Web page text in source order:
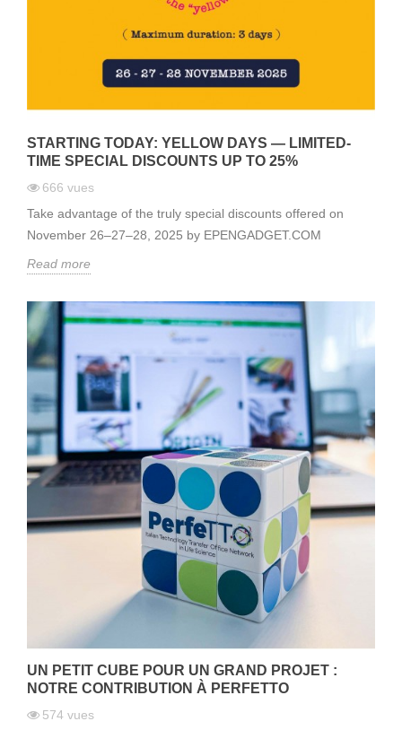
STARTING TODAY: YELLOW DAYS — LIMITED-
TIME SPECIAL DISCOUNTS UP TO 25%
666 vues
Take advantage of the truly special discounts offered on
November 26–27–28, 2025 by EPENGADGET.COM
Read more
UN PETIT CUBE POUR UN GRAND PROJET :
NOTRE CONTRIBUTION À PERFETTO
574 vues